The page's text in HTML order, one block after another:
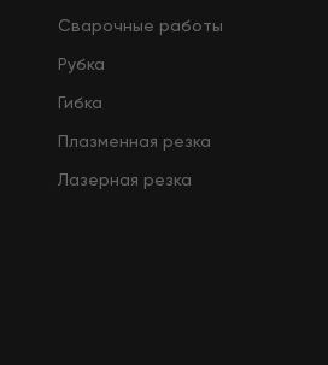
Сварочные работы
Рубка
Гибка
Плазменная резка
Лазерная резка